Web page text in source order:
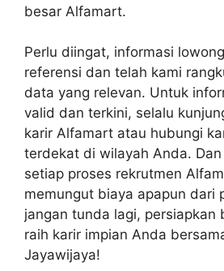
besar Alfamart.
Perlu diingat, informasi
referensi dan telah kami
data yang relevan. Untuk
valid dan terkini, selalu
karir Alfamart atau hubungi
terdekat di wilayah Anda.
setiap proses rekrutmen
memungut biaya apapun dari
jangan tunda lagi, persiapkan
raih karir impian Anda
Jayawijaya!